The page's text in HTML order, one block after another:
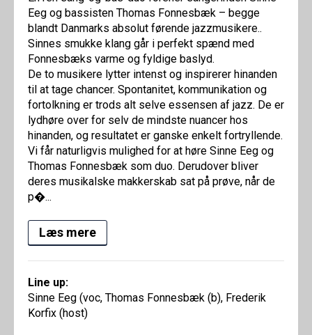
Eeg og bassisten Thomas Fonnesbæk – begge
blandt Danmarks absolut førende jazzmusikere..
Sinnes smukke klang går i perfekt spænd med
Fonnesbæks varme og fyldige baslyd.
De to musikere lytter intenst og inspirerer hinanden
til at tage chancer. Spontanitet, kommunikation og
fortolkning er trods alt selve essensen af jazz. De er
lydhøre over for selv de mindste nuancer hos
hinanden, og resultatet er ganske enkelt fortryllende.
Vi får naturligvis mulighed for at høre Sinne Eeg og
Thomas Fonnesbæk som duo. Derudover bliver
deres musikalske makkerskab sat på prøve, når de
p�...
Læs mere
Line up:
Sinne Eeg (voc, Thomas Fonnesbæk (b), Frederik
Korfix (host)